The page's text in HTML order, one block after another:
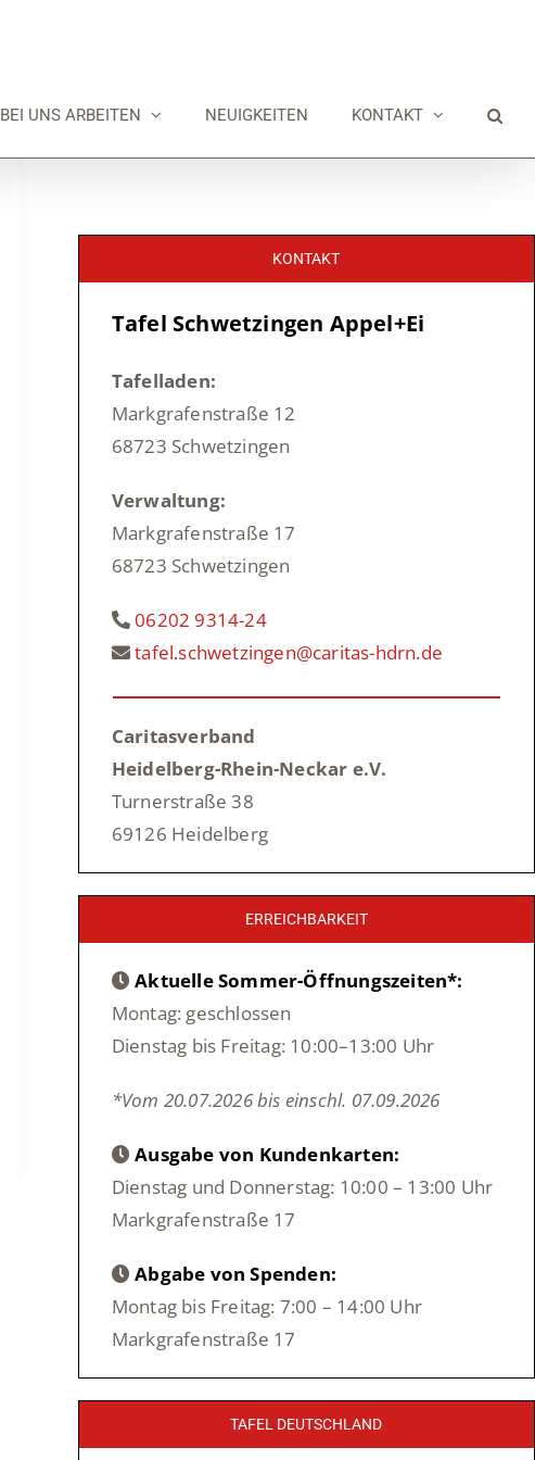
BEI UNS ARBEITEN NEUIGKEITEN KONTAKT
KONTAKT
Tafel Schwetzingen Appel+Ei
Tafelladen:
Markgrafenstraße 12
68723 Schwetzingen
Verwaltung:
Markgrafenstraße 17
68723 Schwetzingen
06202 9314-24
tafel.schwetzingen@caritas-hdrn.de
Caritasverband
Heidelberg-Rhein-Neckar e.V.
Turnerstraße 38
69126 Heidelberg
ERREICHBARKEIT
Aktuelle Sommer-Öffnungszeiten*:
Montag: geschlossen
Dienstag bis Freitag: 10:00–13:00 Uhr
*Vom 20.07.2026 bis einschl. 07.09.2026
Ausgabe von Kundenkarten:
Dienstag und Donnerstag: 10:00 – 13:00 Uhr
Markgrafenstraße 17
Abgabe von Spenden:
Montag bis Freitag: 7:00 – 14:00 Uhr
Markgrafenstraße 17
TAFEL DEUTSCHLAND